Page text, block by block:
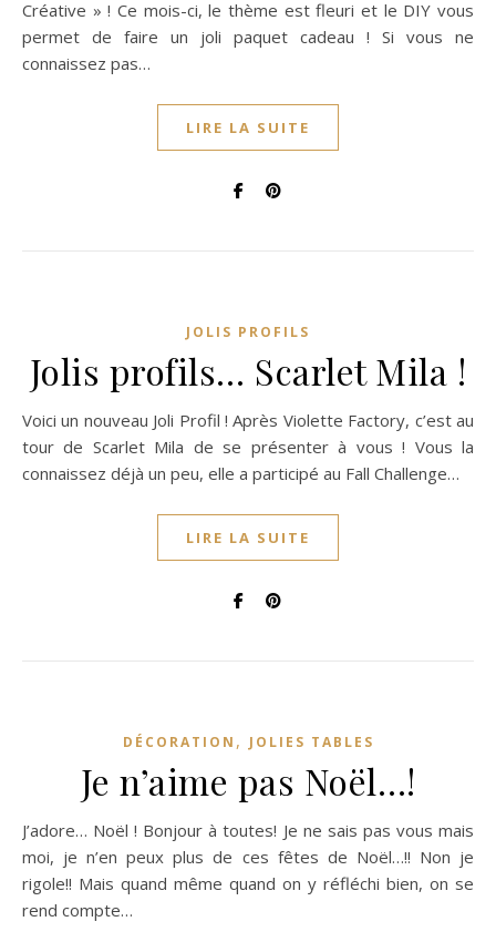
Créative » ! Ce mois-ci, le thème est fleuri et le DIY vous
permet de faire un joli paquet cadeau ! Si vous ne
connaissez pas…
LIRE LA SUITE
JOLIS PROFILS
Jolis profils… Scarlet Mila !
Voici un nouveau Joli Profil ! Après Violette Factory, c’est au
tour de Scarlet Mila de se présenter à vous ! Vous la
connaissez déjà un peu, elle a participé au Fall Challenge…
LIRE LA SUITE
DÉCORATION , JOLIES TABLES
Je n’aime pas Noël…!
J’adore… Noël ! Bonjour à toutes! Je ne sais pas vous mais
moi, je n’en peux plus de ces fêtes de Noël…!! Non je
rigole!! Mais quand même quand on y réfléchi bien, on se
rend compte…